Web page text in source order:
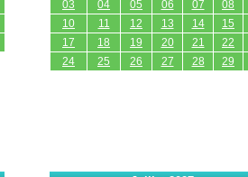
03
04 05 06 07 08
10
11 12 13 14 15
17
18 19 20 21 22
24
25 26 27 28 29